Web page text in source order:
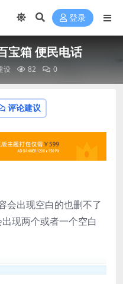
登录
宝箱 便民电话
设 82 0
评论建议
会出现空白的也删不了
现两个或者一个空白